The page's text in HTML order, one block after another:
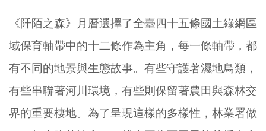
《阡陌之森》月曆選擇了全臺四十五條國土綠網區
域保育軸帶中的十二條作為主角，每一條軸帶，都
有不同的地景與生態故事。有些守護著濕地鳥類，
有些串聯著河川環境，有些則保留著農田與森林交
界的重要棲地。為了呈現這樣的多樣性，林業署做